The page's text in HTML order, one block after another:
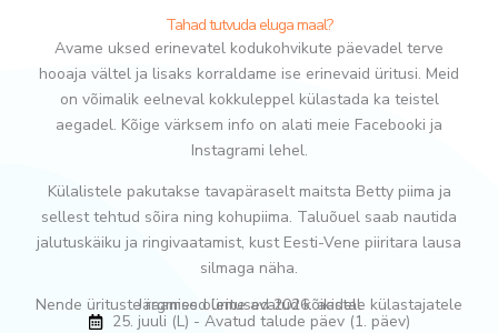
Tahad tutvuda eluga maal?
Avame uksed erinevatel kodukohvikute päevadel terve
hooaja vältel ja lisaks korraldame ise erinevaid üritusi. Meid
on võimalik eelneval kokkuleppel külastada ka teistel
aegadel. Kõige värksem info on alati meie Facebooki ja
Instagrami lehel.
Külalistele pakutakse tavapäraselt maitsta Betty piima ja
sellest tehtud sõira ning kohupiima. Taluõuel saab nautida
jalutuskäiku ja ringivaatamist, kust Eesti-Vene piiritara lausa
silmaga näha.
Järgmised üritused 2026. aastal
Nende ürituste raames oleme avatud kõikidele külastajatele
25. juuli (L) - Avatud talude päev (1. päev)